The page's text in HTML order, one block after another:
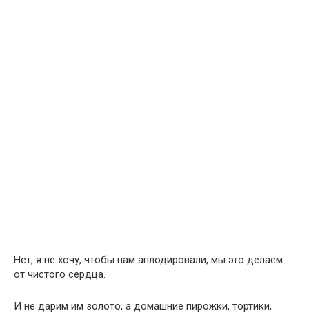
Нет, я не хочу, чтобы нам аплодировали, мы это делаем
от чистого сердца.
И не дарим им золото, а домашние пирожки, тортики,